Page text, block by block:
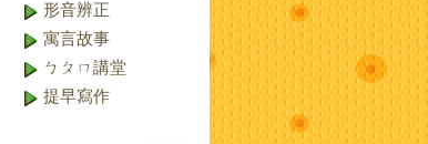
形音辨正
寓言故事
ㄅㄆㄇ講堂
提早寫作